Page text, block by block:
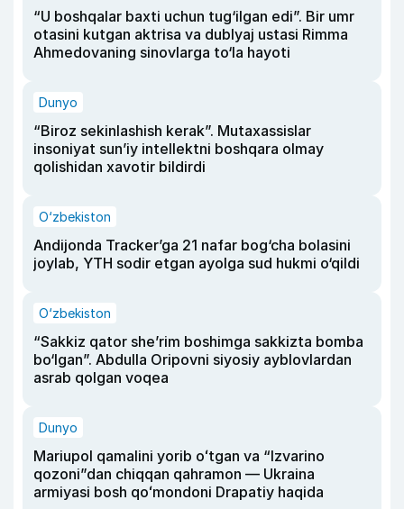
“U boshqalar baxti uchun tug‘ilgan edi”. Bir umr
otasini kutgan aktrisa va dublyaj ustasi Rimma
Ahmedovaning sinovlarga to‘la hayoti
Dunyo
“Biroz sekinlashish kerak”. Mutaxassislar
insoniyat sun’iy intellektni boshqara olmay
qolishidan xavotir bildirdi
O‘zbekiston
Andijonda Tracker’ga 21 nafar bog‘cha bolasini
joylab, YTH sodir etgan ayolga sud hukmi o‘qildi
O‘zbekiston
“Sakkiz qator she’rim boshimga sakkizta bomba
bo‘lgan”. Abdulla Oripovni siyosiy ayblovlardan
asrab qolgan voqea
Dunyo
Mariupol qamalini yorib oʻtgan va “Izvarino
qozoni”dan chiqqan qahramon — Ukraina
armiyasi bosh qoʻmondoni Drapatiy haqida